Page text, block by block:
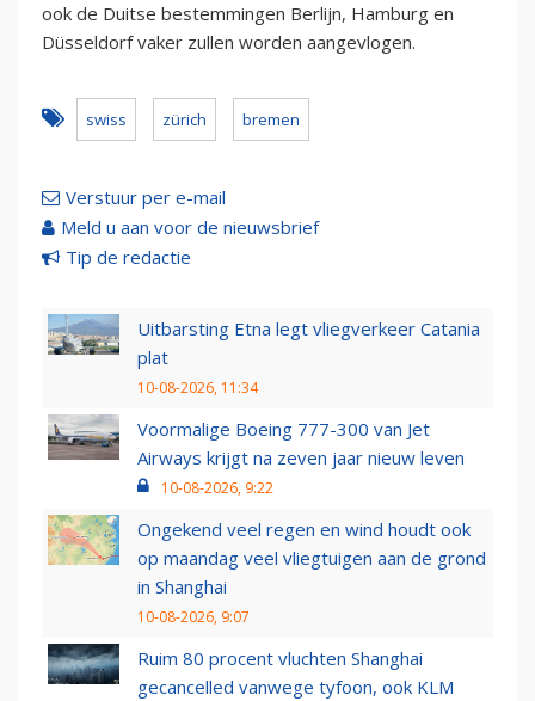
ook de Duitse bestemmingen Berlijn, Hamburg en
Düsseldorf vaker zullen worden aangevlogen.
swiss zürich bremen
Verstuur per e-mail
Meld u aan voor de nieuwsbrief
Tip de redactie
Uitbarsting Etna legt vliegverkeer Catania
plat
10-08-2026, 11:34
Voormalige Boeing 777-300 van Jet
Airways krijgt na zeven jaar nieuw leven
10-08-2026, 9:22
Ongekend veel regen en wind houdt ook
op maandag veel vliegtuigen aan de grond
in Shanghai
10-08-2026, 9:07
Ruim 80 procent vluchten Shanghai
gecancelled vanwege tyfoon, ook KLM